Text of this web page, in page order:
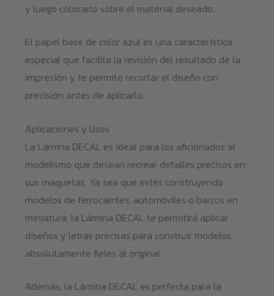
y luego colocarlo sobre el material deseado.
El papel base de color azul es una característica
especial que facilita la revisión del resultado de la
impresión y te permite recortar el diseño con
precisión antes de aplicarlo.
Aplicaciones y Usos
La Lámina DECAL es ideal para los aficionados al
modelismo que desean recrear detalles precisos en
sus maquetas. Ya sea que estés construyendo
modelos de ferrocarriles, automóviles o barcos en
miniatura, la Lámina DECAL te permitirá aplicar
diseños y letras precisas para construir modelos
absolutamente fieles al original.
Además, la Lámina DECAL es perfecta para la